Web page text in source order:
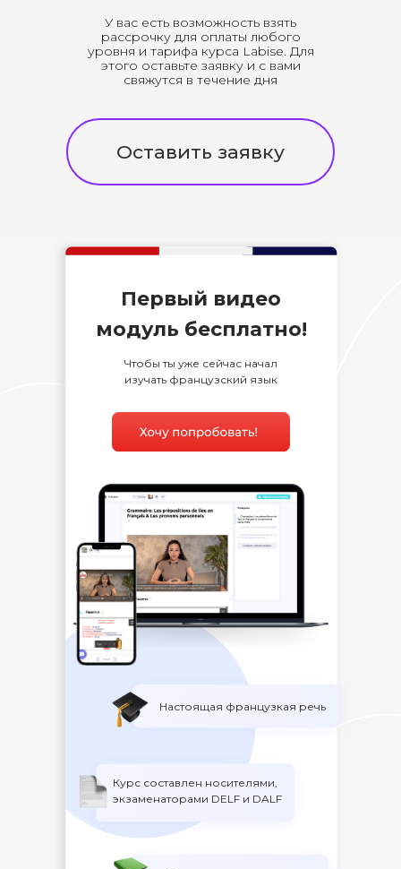
Оставить заявку
У вас есть возможность взять
рассрочку для оплаты любого
уровня и тарифа курса Labise. Для
этого оставьте заявку и с вами
свяжутся в течение дня
Первый видео
модуль бесплатно!
Чтобы ты уже сейчас начал
изучать французский язык
Курс составлен носителями,
экзаменаторами DELF и DALF
Настоящая французкая речь